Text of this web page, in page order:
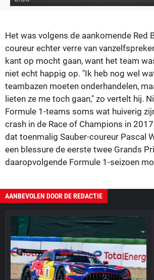
Het was volgens de aankomende Red
coureur echter verre van
kant op mocht gaan, want het team
niet echt happig op. "Ik heb nog wel
teambazen moeten onderhandelen,
lieten ze me toch gaan," zo vertelt hij.
Formule 1-teams soms wat huiverig
crash in de Race of Champions in
dat toenmalig Sauber-coureur Pascal
een blessure de eerste twee Grands
daaropvolgende Formule 1-seizoen
AANBEVOLEN DOOR DE REDACTIE